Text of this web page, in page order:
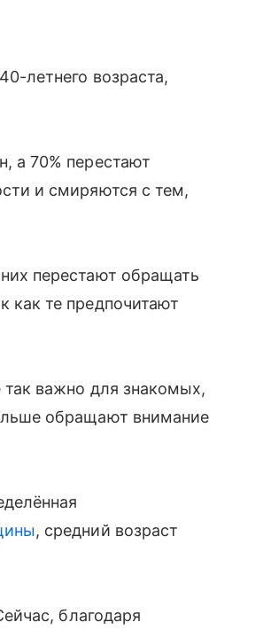
летнего возраста,
а 70% перестают
и смиряются с тем,
перестают обращать
те предпочитают
важно для знакомых,
обращают внимание
, средний возраст
благодаря